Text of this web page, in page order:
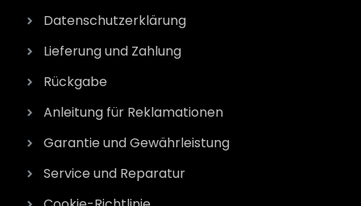
Datenschutzerklärung
Lieferung und Zahlung
Rückgabe
Anleitung für Reklamationen
Garantie und Gewährleistung
Service und Reparatur